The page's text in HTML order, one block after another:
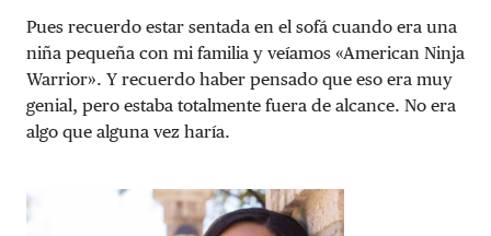
Pues recuerdo estar sentada en el sofá cuando era una
niña pequeña con mi familia y veíamos «American Ninja
Warrior». Y recuerdo haber pensado que eso era muy
genial, pero estaba totalmente fuera de alcance. No era
algo que alguna vez haría.